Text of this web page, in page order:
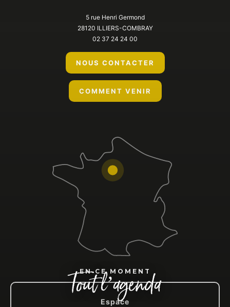
EN CE MOMENT
Tout l’agenda
5 rue Henri Germond
28120 ILLIERS-COMBRAY
02 37 24 24 00
NOUS CONTACTER
COMMENT VENIR
Espace